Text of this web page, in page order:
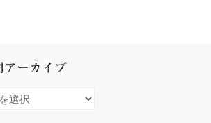
アーカイブ